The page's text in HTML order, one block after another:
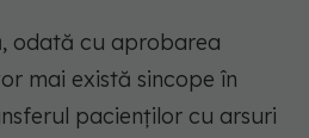
odată cu aprobarea
mai există sincope în
pacienților cu arsuri